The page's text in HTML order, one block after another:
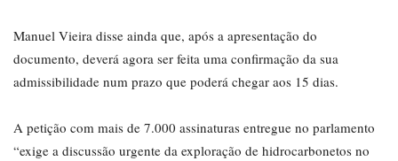
Manuel Vieira disse ainda que, após a apresentação do
documento, deverá agora ser feita uma confirmação da sua
admissibilidade num prazo que poderá chegar aos 15 dias.
A petição com mais de 7.000 assinaturas entregue no parlamento
“exige a discussão urgente da exploração de hidrocarbonetos no